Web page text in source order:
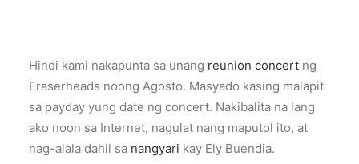
Hindi kami nakapunta sa unang reunion concert ng
Eraserheads noong Agosto. Masyado kasing malapit
sa payday yung date ng concert. Nakibalita na lang
ako noon sa Internet, nagulat nang maputol ito, at
nag-alala dahil sa nangyari kay Ely Buendia.